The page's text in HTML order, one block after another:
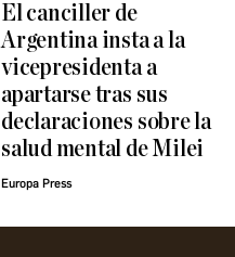
El canciller de
Argentina insta a la
vicepresidenta a
apartarse tras sus
declaraciones sobre la
salud mental de Milei
Europa Press